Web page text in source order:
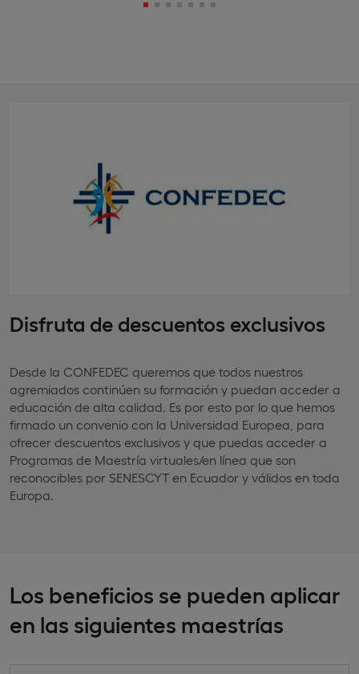
Disfruta de descuentos exclusivos
Desde la CONFEDEC queremos que todos nuestros
agremiados continúen su formación y puedan acceder a
educación de alta calidad. Es por esto por lo que hemos
firmado un convenio con la Universidad Europea, para
ofrecer descuentos exclusivos y que puedas acceder a
Programas de Maestría virtuales/en línea que son
reconocibles por SENESCYT en Ecuador y válidos en toda
Europa.
Los beneficios se pueden aplicar
en las siguientes maestrías